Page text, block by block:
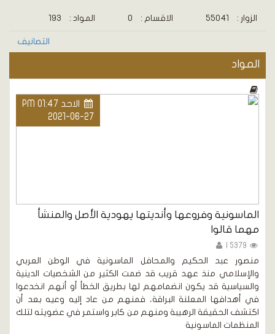
الزوار : 55041 الاقسام : 0 المواد : 193
التصانيف
المواد
الاحد PM 01:47
2021-06-27
الماسونية وفروعها وأنديتها يهودية الأصل والمنشأ
مهما قالوا
منصور عبد الحكيم والمحافل الماسونية في الوطن العربي
والإسلامي منذ عهد قريب قد ضمت الكثير من الشخصيات الدينية
والسياسية قد يكون انضمامهم لها بطريق الخطأ أو أنهم انخدعوا
في أهدافها المعلنة البراقة، فمنهم من عاد إليه وعيه بعد أن
اكتشف الحقيقة الرهيبة ومنهم من كابر واستمر في عضويته لتلك
المنظمات الماسونية